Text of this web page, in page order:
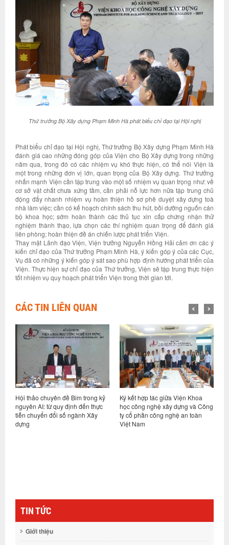
Thứ trưởng Bộ Xây dựng Phạm Minh Hà phát biểu chỉ đạo tại Hội nghị
Phát biểu chỉ đạo tại Hội nghị, Thứ trưởng Bộ Xây dựng Phạm Minh Hà
đánh giá cao những đóng góp của Viện cho Bộ Xây dựng trong những
năm qua, trong đó có các nhiệm vụ khó thực hiện, có thể nói Viện là
một trong những đơn vị lớn, quan trọng của Bộ Xây dựng. Thứ trưởng
nhấn mạnh Viện cần tập trung vào một số nhiệm vụ quan trọng như: về
cơ sở vật chất chưa xứng tầm, cần phải nỗ lực hơn nữa tập trung chủ
động đẩy nhanh nhiệm vụ hoàn thiện hồ sơ phê duyệt xây dựng toà
nhà làm việc; cần có kế hoạch chính sách thu hút, bồi dưỡng nguốn cán
bộ khoa học; sớm hoàn thành các thủ tục xin cấp chứng nhận thử
nghiệm thành thạo, lựa chọn các thí nghiệm quan trọng để đánh giá
liên phòng; hoàn thiện đề án chiến lược phát triển Viện.
Thay mặt Lãnh đạo Viện, Viện trưởng Nguyễn Hồng Hải cảm ơn các ý
kiến chỉ đạo của Thứ trưởng Phạm Minh Hà, ý kiến góp ý của các Cục,
Vụ đã có những ý kiến góp ý sát sao phù hợp định hướng phát triển của
Viện. Thực hiện sự chỉ đạo của Thứ trưởng, Viện sẽ tập trung thực hiện
tốt nhiệm vụ quy hoạch phát triển Viện trong thời gian tới.
CÁC TIN LIÊN QUAN
Hội thảo chuyên đề Bim trong kỷ
nguyên AI: từ quy định đến thực
tiễn chuyển đổi số ngành Xây
dựng
Ký kết hợp tác giữa Viện Khoa
học công nghệ xây dựng và Công
ty cổ phần công nghệ an toàn
Việt Nam
TIN TỨC
Giới thiệu